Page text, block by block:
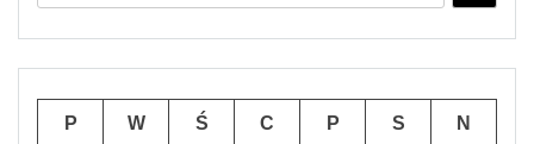
P W Ś C P S N